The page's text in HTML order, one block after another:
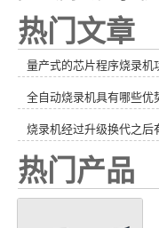
热门文章
量产式的芯片程序烧录机
全自动烧录机具有哪些优
烧录机经过升级换代之后
热门产品